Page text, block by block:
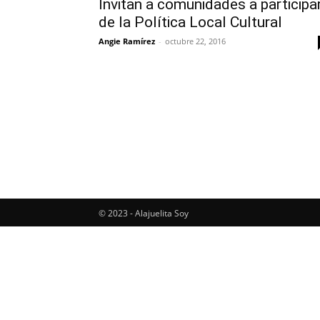
Invitan a comunidades a
de la Política Local Cultural
Angie Ramírez - octubre 22, 2016
© 2023 - Alajuelita Soy